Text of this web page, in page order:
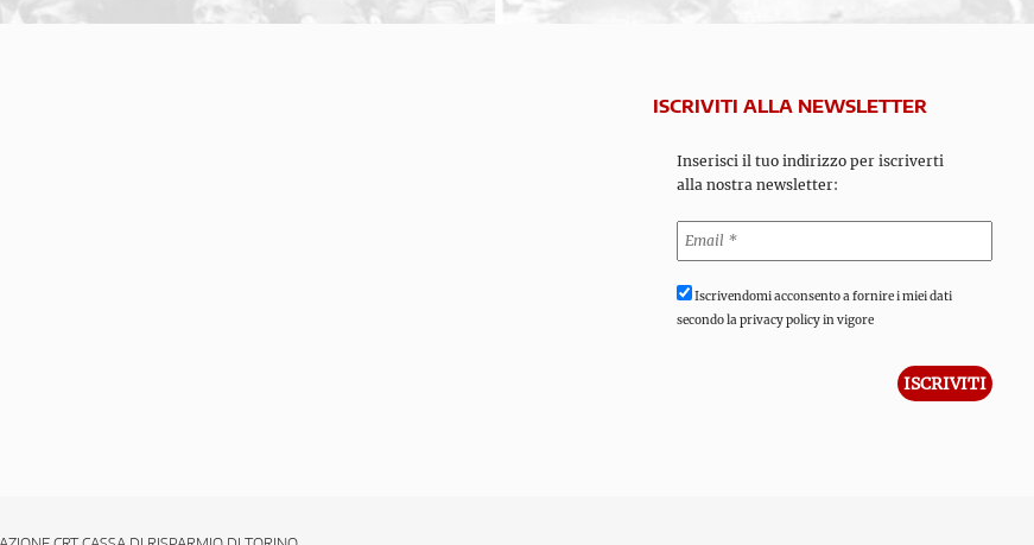
ISCRIVITI ALLA NEWSLETTER
Inserisci il tuo indirizzo per iscriverti
alla nostra newsletter:
Iscrivendomi acconsento a fornire i miei dati
secondo la privacy policy in vigore